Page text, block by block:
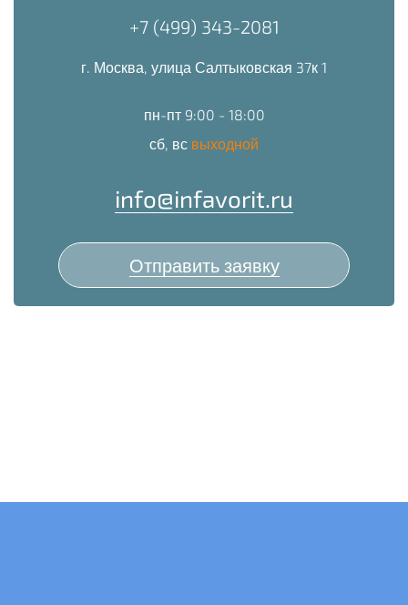
+7 (499) 343-2081
г. Москва, улица Салтыковская 37к 1
пн-пт 9:00 - 18:00
сб, вс выходной
info@infavorit.ru
Отправить заявку